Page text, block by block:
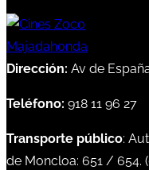
Dirección: Av de
Teléfono: 918 11 96 27
Transporte público:
de Moncloa: 651 / 654. (